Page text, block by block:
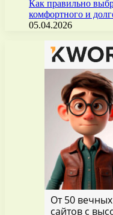
Как правильно
комфортного и
05.04.2026